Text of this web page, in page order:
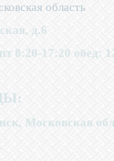
область
д.6
8:20-17:20 обед:
Московская